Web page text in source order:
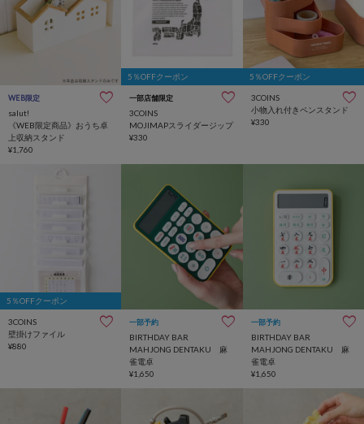
WEB限定
salut!
《WEB限定商品》おうち卓
上収納スタンド
¥1,760
5％OFFクーポン
一部店舗限定
3COINS
MOJIMAPスライダージップ
¥330
5％OFFクーポン
3COINS
小物入れ付きペンスタンド
¥330
5％OFFクーポン
3COINS
壁掛けファイル
¥880
一部予約
BIRTHDAY BAR
MAHJONG DENTAKU 麻
雀電卓
¥1,650
一部予約
BIRTHDAY BAR
MAHJONG DENTAKU 麻
雀電卓
¥1,650